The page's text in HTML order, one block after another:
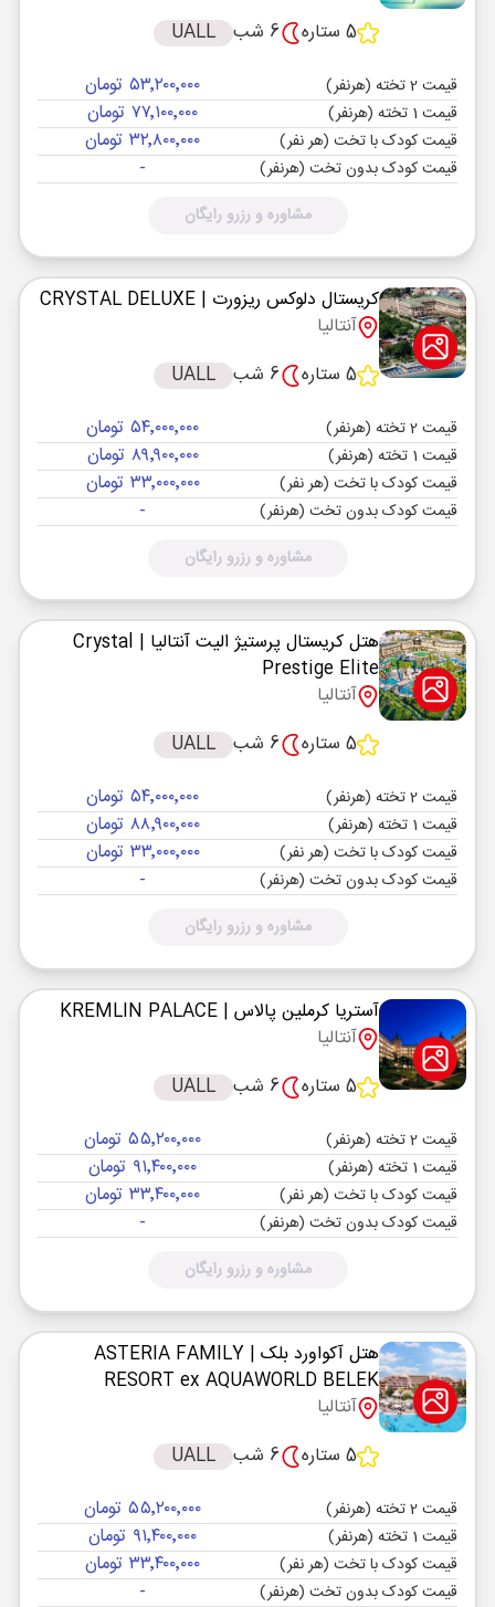
5 ستاره
6 شب UALL
قیمت 2 تخته (هرنفر) ۵۳٬۲۰۰٬۰۰۰ تومان
قیمت 1 تخته (هرنفر) ۷۷٬۱۰۰٬۰۰۰ تومان
قیمت کودک با تخت (هر نفر) ۳۲٬۸۰۰٬۰۰۰ تومان
قیمت کودک بدون تخت (هرنفر) -
مشاوره و رزرو رایگان
کریستال دلوکس ریزورت | CRYSTAL DELUXE
آنتالیا
5 ستاره
6 شب UALL
قیمت 2 تخته (هرنفر) ۵۴٬۰۰۰٬۰۰۰ تومان
قیمت 1 تخته (هرنفر) ۸۹٬۹۰۰٬۰۰۰ تومان
قیمت کودک با تخت (هر نفر) ۳۳٬۰۰۰٬۰۰۰ تومان
قیمت کودک بدون تخت (هرنفر) -
مشاوره و رزرو رایگان
هتل کریستال پرستیژ الیت آنتالیا
| Crystal
Prestige Elite
آنتالیا
5 ستاره
6 شب UALL
قیمت 2 تخته (هرنفر) ۵۴٬۰۰۰٬۰۰۰ تومان
قیمت 1 تخته (هرنفر) ۸۸٬۹۰۰٬۰۰۰ تومان
قیمت کودک با تخت (هر نفر) ۳۳٬۰۰۰٬۰۰۰ تومان
قیمت کودک بدون تخت (هرنفر) -
مشاوره و رزرو رایگان
آستریا کرملین پالاس | KREMLIN PALACE
آنتالیا
5 ستاره
6 شب UALL
قیمت 2 تخته (هرنفر) ۵۵٬۲۰۰٬۰۰۰ تومان
قیمت 1 تخته (هرنفر) ۹۱٬۴۰۰٬۰۰۰ تومان
قیمت کودک با تخت (هر نفر) ۳۳٬۴۰۰٬۰۰۰ تومان
قیمت کودک بدون تخت (هرنفر) -
مشاوره و رزرو رایگان
هتل آکواورد بلک | ASTERIA FAMILY
RESORT ex AQUAWORLD BELEK
آنتالیا
5 ستاره
6 شب UALL
قیمت 2 تخته (هرنفر) ۵۵٬۲۰۰٬۰۰۰ تومان
قیمت 1 تخته (هرنفر) ۹۱٬۴۰۰٬۰۰۰ تومان
قیمت کودک با تخت (هر نفر) ۳۳٬۴۰۰٬۰۰۰ تومان
قیمت کودک بدون تخت (هرنفر) -